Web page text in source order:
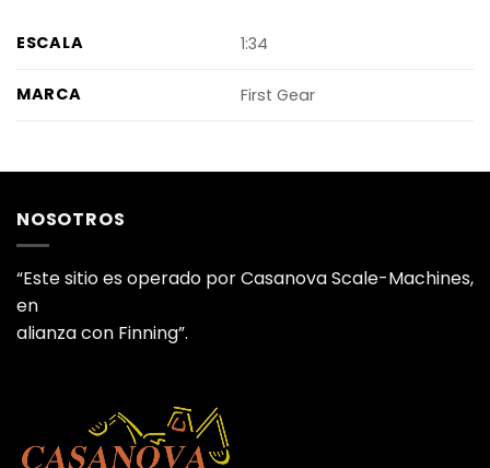
ESCALA 1:34
MARCA First Gear
NOSOTROS
“Este sitio es operado por Casanova Scale-Machines,
en
alianza con Finning”.